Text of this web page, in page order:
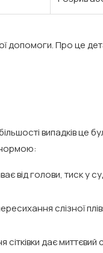
допомоги. Про це
випадків
нормою:
від голови, тиск у
слізної
дає миттєвий